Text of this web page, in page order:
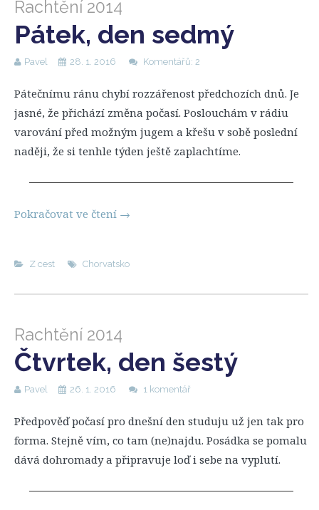
Rachtění 2014
Pátek, den sedmý
Pavel 28. 1. 2016 Komentářů: 2
Pátečnímu ránu chybí rozzářenost předchozích dnů. Je
jasné, že přichází změna počasí. Poslouchám v rádiu
varování před možným jugem a křešu v sobě poslední
naději, že si tenhle týden ještě zaplachtíme.
Pokračovat ve čtení →
Z cest Chorvatsko
Rachtění 2014
Čtvrtek, den šestý
Pavel 26. 1. 2016 1 komentář
Předpověď počasí pro dnešní den studuju už jen tak pro
forma. Stejně vím, co tam (ne)najdu. Posádka se pomalu
dává dohromady a připravuje loď i sebe na vyplutí.